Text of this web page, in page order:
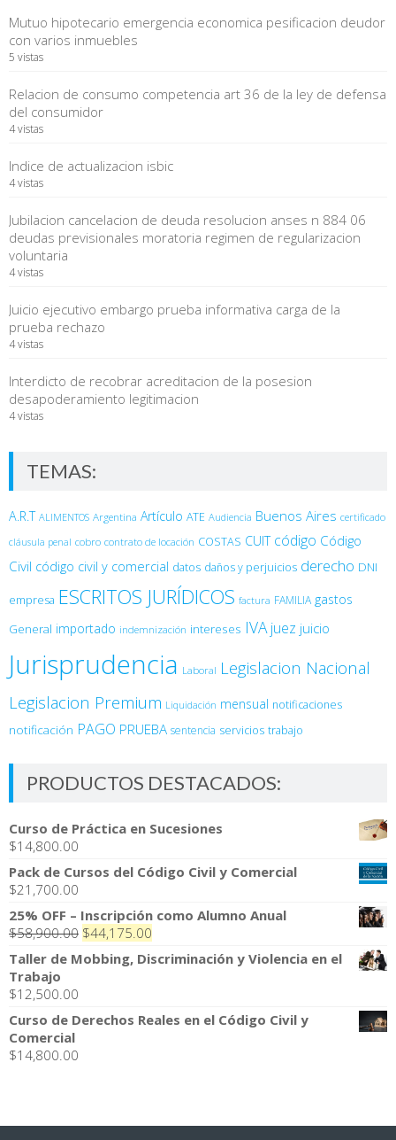
Mutuo hipotecario emergencia economica pesificacion deudor
con varios inmuebles
5 vistas
Relacion de consumo competencia art 36 de la ley de defensa
del consumidor
4 vistas
Indice de actualizacion isbic
4 vistas
Jubilacion cancelacion de deuda resolucion anses n 884 06
deudas previsionales moratoria regimen de regularizacion
voluntaria
4 vistas
Juicio ejecutivo embargo prueba informativa carga de la
prueba rechazo
4 vistas
Interdicto de recobrar acreditacion de la posesion
desapoderamiento legitimacion
4 vistas
TEMAS:
A.R.T ALIMENTOS Argentina Artículo ATE Audiencia Buenos Aires certificado
cláusula penal cobro contrato de locación COSTAS CUIT código Código
Civil código civil y comercial datos daños y perjuicios derecho DNI
empresa ESCRITOS JURÍDICOS factura FAMILIA gastos
General importado indemnización intereses IVA juez juicio
Jurisprudencia Laboral Legislacion Nacional
Legislacion Premium Liquidación mensual notificaciones
notificación PAGO PRUEBA sentencia servicios trabajo
PRODUCTOS DESTACADOS:
Curso de Práctica en Sucesiones
$14,800.00
Pack de Cursos del Código Civil y Comercial
$21,700.00
25% OFF – Inscripción como Alumno Anual
$58,900.00 El
precio
original
$44,175.00
precio
actual
Taller de Mobbing, Discriminación y Violencia en el
Trabajo
$12,500.00
Curso de Derechos Reales en el Código Civil y
Comercial
$14,800.00